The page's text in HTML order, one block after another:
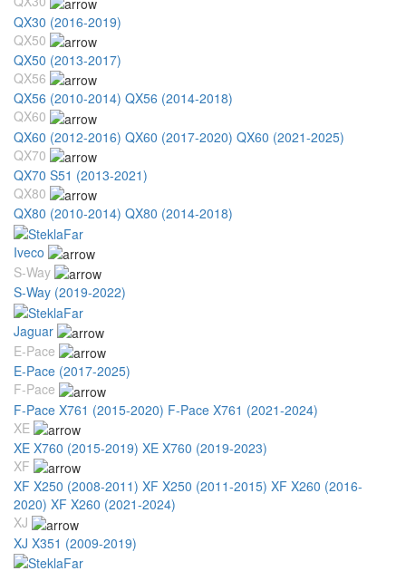
QX30 (2016-2019)
QX50
QX50 (2013-2017)
QX56
QX56 (2010-2014) QX56 (2014-2018)
QX60
QX60 (2012-2016) QX60 (2017-2020) QX60 (2021-2025)
QX70
QX70 S51 (2013-2021)
QX80
QX80 (2010-2014) QX80 (2014-2018)
Iveco
S-Way
S-Way (2019-2022)
Jaguar
E-Pace
E-Pace (2017-2025)
F-Pace
F-Pace X761 (2015-2020) F-Pace X761 (2021-2024)
XE
XE X760 (2015-2019) XE X760 (2019-2023)
XF
XF X250 (2008-2011) XF X250 (2011-2015) XF X260 (2016-
2020) XF X260 (2021-2024)
XJ
XJ X351 (2009-2019)